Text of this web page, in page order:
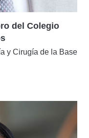
del Colegio
y Cirugía de la Base